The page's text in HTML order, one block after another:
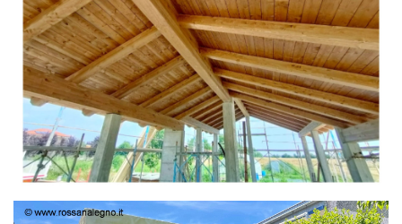
TETTO IN ABETE LAMELLARE PRETAGLIATO